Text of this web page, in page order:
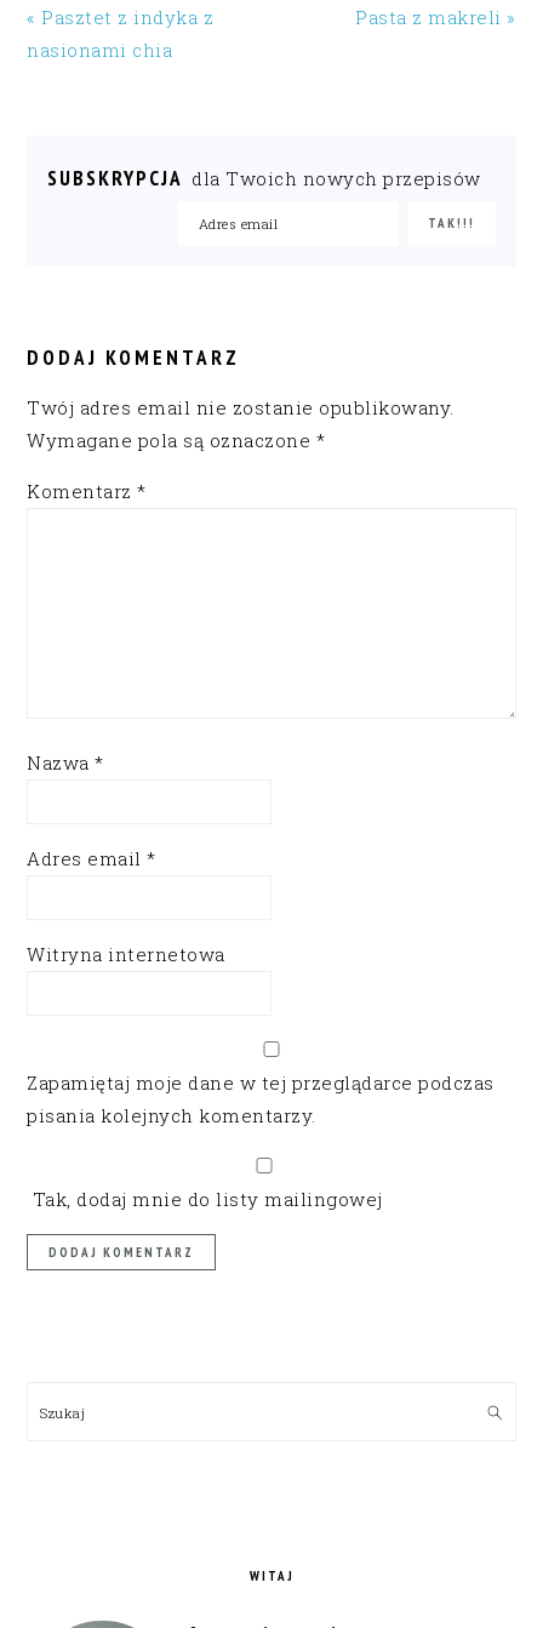
« Pasztet z indyka z
nasionami chia
Pasta z makreli »
SUBSKRYPCJA dla Twoich nowych przepisów
INTERACTIONS
DODAJ KOMENTARZ
Twój adres email nie zostanie opublikowany.
Wymagane pola są oznaczone *
Komentarz*
Nazwa*
Adres email*
Witryna internetowa
Zapamiętaj moje dane w tej przeglądarce podczas
pisania kolejnych komentarzy.
Tak, dodaj mnie do listy mailingowej
Szukaj
WITAJ